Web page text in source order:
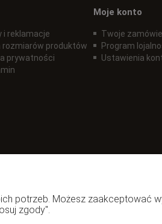
i reklamacje
rozmiarów produktów
prywatności
Moje konto
Twoje
Program
Ustawienia
potrzeb. Możesz zaakceptować
zgody".